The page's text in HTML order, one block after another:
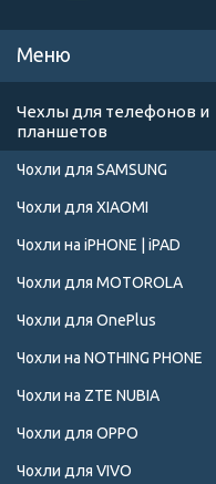
Чехлы для телефонов и
планшетов
Чохли для SAMSUNG
Чохли для XIAOMI
Чохли на iPHONE | iPAD
Чохли для MOTOROLA
Чохли для OnePlus
Чохли на NOTHING PHONE
Чохли на ZTE NUBIA
Чохли для OPPO
Чохли для VIVO